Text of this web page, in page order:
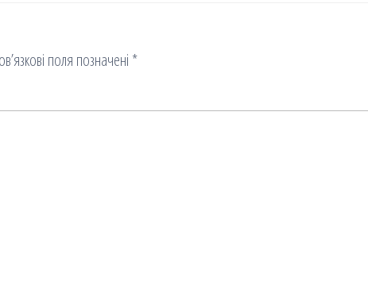
поля позначені *